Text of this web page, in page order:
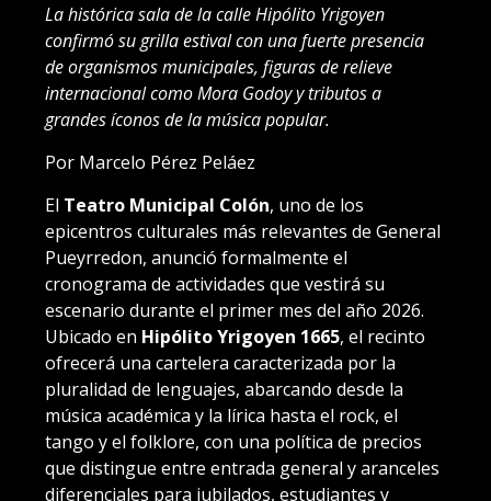
La histórica sala de la calle Hipólito Yrigoyen
confirmó su grilla estival con una fuerte presencia
de organismos municipales, figuras de relieve
internacional como Mora Godoy y tributos a
grandes íconos de la música popular.
Por Marcelo Pérez Peláez
El Teatro Municipal Colón, uno de los
epicentros culturales más relevantes de General
Pueyrredon, anunció formalmente el
cronograma de actividades que vestirá su
escenario durante el primer mes del año 2026.
Ubicado en Hipólito Yrigoyen 1665, el recinto
ofrecerá una cartelera caracterizada por la
pluralidad de lenguajes, abarcando desde la
música académica y la lírica hasta el rock, el
tango y el folklore, con una política de precios
que distingue entre entrada general y aranceles
diferenciales para jubilados, estudiantes y